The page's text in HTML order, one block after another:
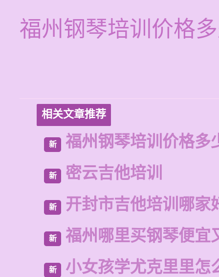
福州钢琴培训价格
相关文章推荐
新 福州钢琴培训价格多
新 密云吉他培训
新 开封市吉他培训哪家
新 福州哪里买钢琴便宜
新 小女孩学尤克里里怎